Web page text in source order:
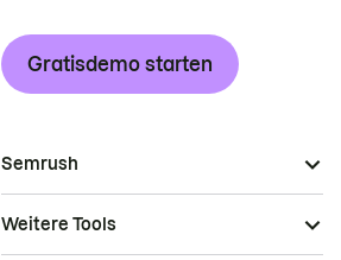
Gratisdemo starten
Semrush
Weitere Tools